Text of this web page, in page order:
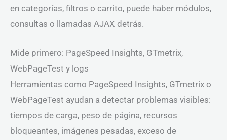
en categorías, filtros o carrito, puede haber módulos,
consultas o llamadas AJAX detrás.
Mide primero: PageSpeed Insights, GTmetrix,
WebPageTest y logs
Herramientas como PageSpeed Insights, GTmetrix o
WebPageTest ayudan a detectar problemas visibles:
tiempos de carga, peso de página, recursos
bloqueantes, imágenes pesadas, exceso de